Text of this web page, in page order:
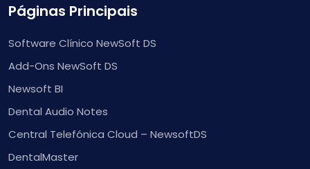
Páginas Principais
Software Clínico NewSoft DS
Add-Ons NewSoft DS
Newsoft BI
Dental Audio Notes
Central Telefónica Cloud – NewsoftDS
DentalMaster